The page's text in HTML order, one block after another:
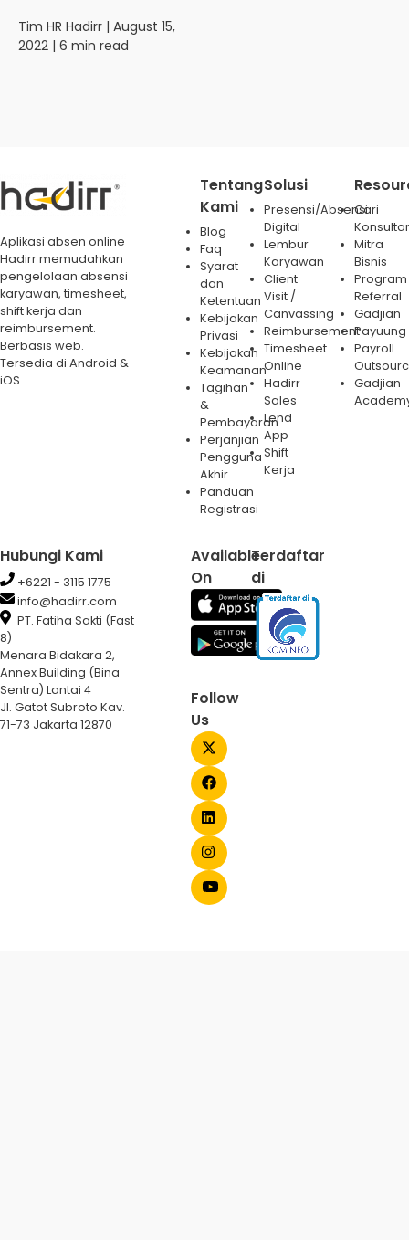
Tim HR Hadirr | August 15,
2022 | 6 min read
Aplikasi absen online
Hadirr memudahkan
pengelolaan absensi
karyawan, timesheet,
shift kerja dan
reimbursement.
Berbasis web.
Tersedia di Android &
iOS.
Tentang
Kami
Blog
Faq
Syarat
dan
Ketentuan
Kebijakan
Privasi
Kebijakan
Keamanan
Tagihan
&
Pembayaran
Perjanjian
Pengguna
Akhir
Panduan
Registrasi
Solusi
Presensi/Absensi
Digital
Lembur
Karyawan
Client
Visit /
Canvassing
Reimbursement
Timesheet
Online
Hadirr
Sales
Lend
App
Shift
Kerja
Cari
Mitra
Bisnis
Program
Referral
Gadjian
Payuung
Payroll
Gadjian
Hubungi Kami
+6221 - 3115 1775
info@hadirr.com
PT. Fatiha Sakti (Fast
8)
Menara Bidakara 2,
Annex Building (Bina
Sentra) Lantai 4
Jl. Gatot Subroto Kav.
71-73 Jakarta 12870
Available
On
Follow
Us
Terdaftar
di